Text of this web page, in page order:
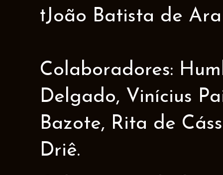
†João Batista de
Colaboradores:
Delgado, Vinícius
Bazote, Rita de
Driê.